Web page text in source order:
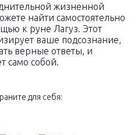
жизненной
найти самостоятельно
к руне Лагуз. Этот
ваше подсознание,
верные ответы, и
само собой.
для себя: